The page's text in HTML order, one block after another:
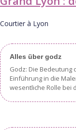
Courtier à Lyon
Alles über godz
Godz: Die
Einführung in die
wesentliche Rolle bei